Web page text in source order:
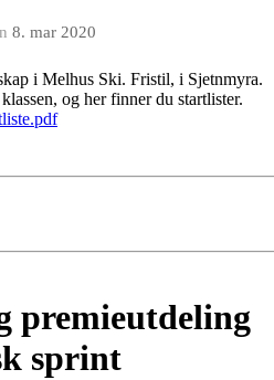
8. mar 2020
i Melhus Ski. Fristil, i Sjetnmyra.
og her finner du startlister.
premieutdeling
sprint